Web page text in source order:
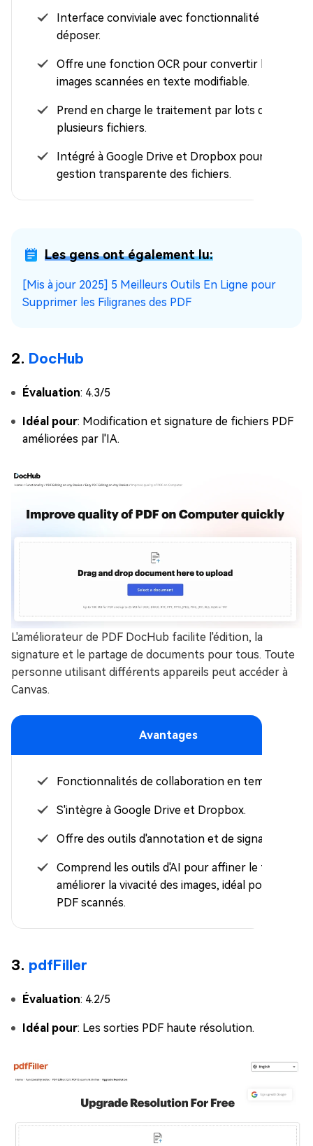
Interface conviviale avec fonctionnalité glisser-
déposer.
Offre une fonction OCR pour convertir les
images scannées en texte modifiable.
Prend en charge le traitement par lots de
plusieurs fichiers.
Intégré à Google Drive et Dropbox pour une
gestion transparente des fichiers.
Les gens ont également lu:
[Mis à jour 2025] 5 Meilleurs Outils En Ligne pour
Supprimer les Filigranes des PDF
2. DocHub
Évaluation: 4.3/5
Idéal pour: Modification et signature de fichiers PDF
améliorées par l'IA.
L'améliorateur de PDF DocHub facilite l'édition, la
signature et le partage de documents pour tous. Toute
personne utilisant différents appareils peut accéder à
Canvas.
Avantages
Fonctionnalités de collaboration en temps réel.
S'intègre à Google Drive et Dropbox.
Offre des outils d'annotation et de signature.
Comprend les outils d'AI pour affiner le texte et
améliorer la vivacité des images, idéal pour les
PDF scannés.
3. pdfFiller
Évaluation: 4.2/5
Idéal pour: Les sorties PDF haute résolution.